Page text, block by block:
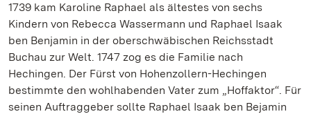
1739 kam Karoline Raphael als ältestes von sechs
Kindern von Rebecca Wassermann und Raphael Isaak
ben Benjamin in der oberschwäbischen Reichsstadt
Buchau zur Welt. 1747 zog es die Familie nach
Hechingen. Der Fürst von Hohenzollern-Hechingen
bestimmte den wohlhabenden Vater zum „Hoffaktor“. Für
seinen Auftraggeber sollte Raphael Isaak ben Bejamin